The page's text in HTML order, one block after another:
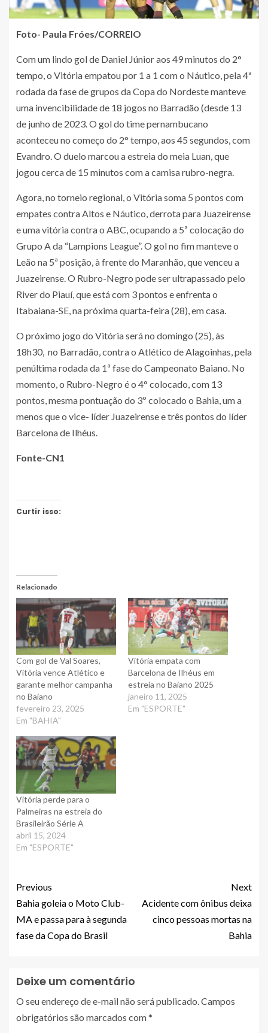
Foto- Paula Fróes/CORREIO
Com um lindo gol de Daniel Júnior aos 49 minutos do 2°
tempo, o Vitória empatou por 1 a 1 com o Náutico, pela 4ª
rodada da fase de grupos da Copa do Nordeste manteve
uma invencibilidade de 18 jogos no Barradão (desde 13
de junho de 2023. O gol do time pernambucano
aconteceu no começo do 2° tempo, aos 45 segundos, com
Evandro. O duelo marcou a estreia do meia Luan, que
jogou cerca de 15 minutos com a camisa rubro-negra.
Agora, no torneio regional, o Vitória soma 5 pontos com
empates contra Altos e Náutico, derrota para Juazeirense
e uma vitória contra o ABC, ocupando a 5ª colocação do
Grupo A da “Lampions League”. O gol no fim manteve o
Leão na 5ª posição, à frente do Maranhão, que venceu a
Juazeirense. O Rubro-Negro pode ser ultrapassado pelo
River do Piauí, que está com 3 pontos e enfrenta o
Itabaiana-SE, na próxima quarta-feira (28), em casa.
O próximo jogo do Vitória será no domingo (25), às
18h30, no Barradão, contra o Atlético de Alagoinhas, pela
penúltima rodada da 1ª fase do Campeonato Baiano. No
momento, o Rubro-Negro é o 4° colocado, com 13
pontos, mesma pontuação do 3º colocado o Bahia, um a
menos que o vice- líder Juazeirense e três pontos do líder
Barcelona de Ilhéus.
Fonte-CN1
Curtir isso:
Relacionado
Com gol de Val Soares,
Vitória vence Atlético e
garante melhor campanha
no Baiano
fevereiro 23, 2025
Em "BAHIA"
Vitória empata com
Barcelona de Ilhéus em
estreia no Baiano 2025
janeiro 11, 2025
Em "ESPORTE"
Vitória perde para o
Palmeiras na estreia do
Brasileirão Série A
abril 15, 2024
Em "ESPORTE"
Previous
Bahia goleia o Moto Club-
MA e passa para à segunda
fase da Copa do Brasil
Next
Acidente com ônibus deixa
cinco pessoas mortas na
Bahia
Deixe um comentário
O seu endereço de e-mail não será publicado. Campos
obrigatórios são marcados com*